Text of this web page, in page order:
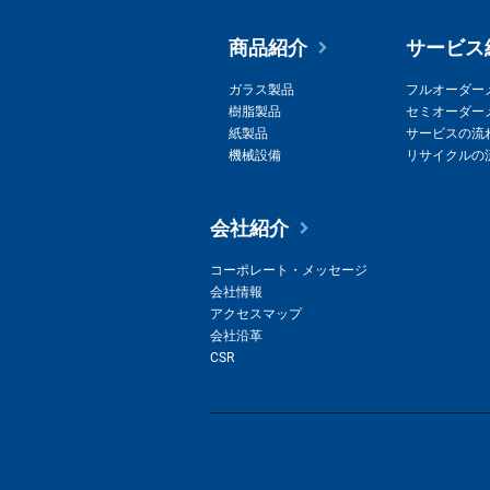
商品紹介
ガラス製品
樹脂製品
紙製品
機械設備
サービス
フルオーダー
セミオーダー
サービスの流
リサイクルの
会社紹介
コーポレート・メッセージ
会社情報
アクセスマップ
会社沿革
CSR